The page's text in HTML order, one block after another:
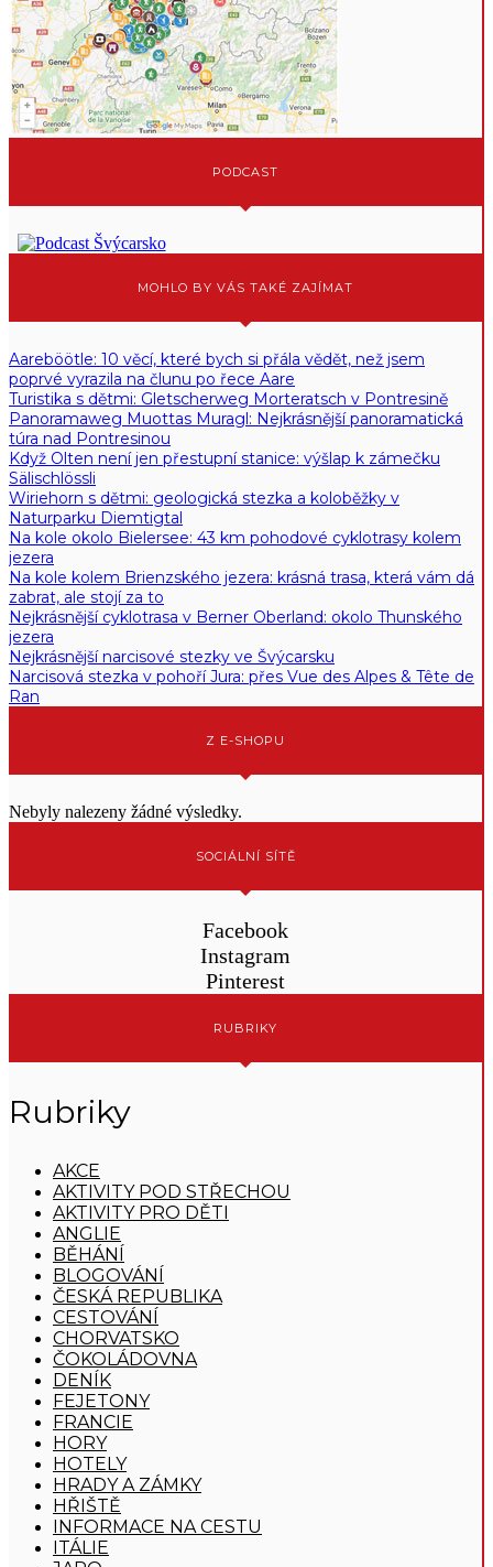
PODCAST
MOHLO BY VÁS TAKÉ ZAJÍMAT
Aareböötle: 10 věcí, které bych si přála vědět, než jsem
poprvé vyrazila na člunu po řece Aare
Turistika s dětmi: Gletscherweg Morteratsch v Pontresině
Panoramaweg Muottas Muragl: Nejkrásnější panoramatická
túra nad Pontresinou
Když Olten není jen přestupní stanice: výšlap k zámečku
Sälischlössli
Wiriehorn s dětmi: geologická stezka a koloběžky v
Naturparku Diemtigtal
Na kole okolo Bielersee: 43 km pohodové cyklotrasy kolem
jezera
Na kole kolem Brienzského jezera: krásná trasa, která vám dá
zabrat, ale stojí za to
Nejkrásnější cyklotrasa v Berner Oberland: okolo Thunského
jezera
Nejkrásnější narcisové stezky ve Švýcarsku
Narcisová stezka v pohoří Jura: přes Vue des Alpes & Tête de
Ran
Z E-SHOPU
Nebyly nalezeny žádné výsledky.
SOCIÁLNÍ SÍTĚ
Facebook
Instagram
Pinterest
RUBRIKY
Rubriky
AKCE
AKTIVITY POD STŘECHOU
AKTIVITY PRO DĚTI
ANGLIE
BĚHÁNÍ
BLOGOVÁNÍ
ČESKÁ REPUBLIKA
CESTOVÁNÍ
CHORVATSKO
ČOKOLÁDOVNA
DENÍK
FEJETONY
FRANCIE
HORY
HOTELY
HRADY A ZÁMKY
HŘIŠTĚ
INFORMACE NA CESTU
ITÁLIE